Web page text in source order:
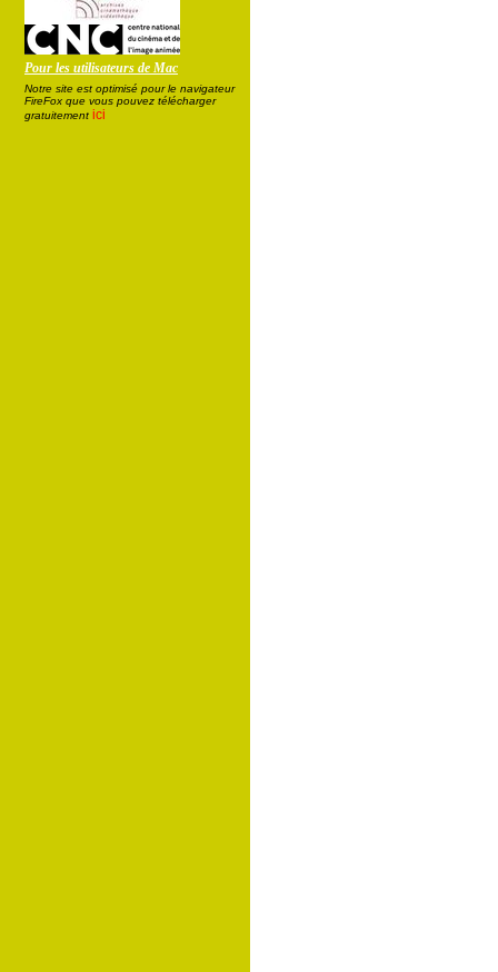
Pour les utilisateurs de Mac
Notre site est optimisé pour le navigateur
FireFox que vous pouvez télécharger
gratuitement ici